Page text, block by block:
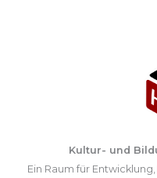
Kultur- und
Ein Raum für